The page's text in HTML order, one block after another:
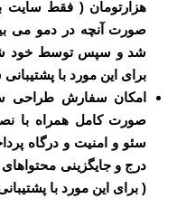
هزارتومان ( فقط سایت
صورت آنچه در دمو می
شد و سپس توسط خود
برای این مورد با
امکان سفارش طراحی
صورت کامل همراه با
سئو و امنیت و درگاه
درج و جایگزینی
( برای این مورد با